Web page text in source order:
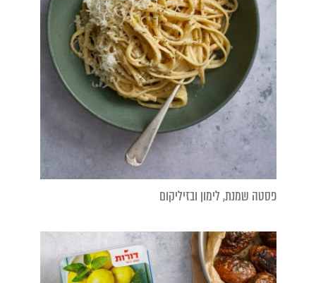
פסטה שמנת, לימון ובזיליקום